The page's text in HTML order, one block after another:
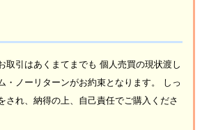
取引はあくまてまでも 個人売買の現状渡し
・ノーリターンがお約束となります。 しっ
され、納得の上、自己責任でご購入くださ